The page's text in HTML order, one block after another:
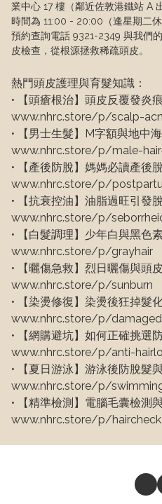
業中心 17 樓（鄰近佐敦港鐵站 A
時間為 11:00 - 20:00（逢星期二
預約查詢電話 9321-2349 與我們
皮檢查，從根源拯救稀疏頭皮。
熱門頭皮護理與育髮知識：
• 【頭瘡根治】頭皮反覆發炎
www.nhrc.store/p/scalp-
• 【男士生髮】M字額與地中
www.nhrc.store/p/male-
• 【產後防脫】媽媽必讀產後
www.nhrc.store/p/
• 【抗衰控油】油脂過旺引發
www.nhrc.store/p/
• 【白髮調理】少年白與黑色
www.nhrc.store/p/grayhair
• 【曬傷急救】烈日曬傷與頭
www.nhrc.store/p/sunburn
• 【染燙修復】染燙後狂掉髮
www.nhrc.store/p/
• 【網購避坑】如何正確挑選
www.nhrc.store/p/anti-
• 【夏日游泳】游泳後防脫髮
www.nhrc.store/p/
• 【精準檢測】電腦毛囊檢測
www.nhrc.store/p/haircheck